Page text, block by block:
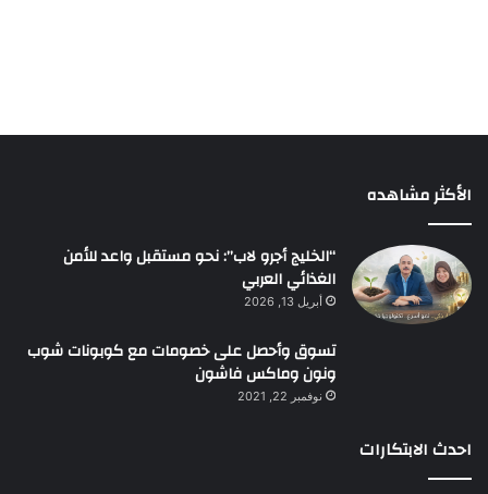
الأكثر مشاهده
“الخليج أجرو لاب”: نحو مستقبل واعد للأمن
الغذائي العربي
أبريل 13, 2026
تسوق وأحصل على خصومات مع كوبونات شوب
ونون وماكس فاشون
نوفمبر 22, 2021
احدث الابتكارات